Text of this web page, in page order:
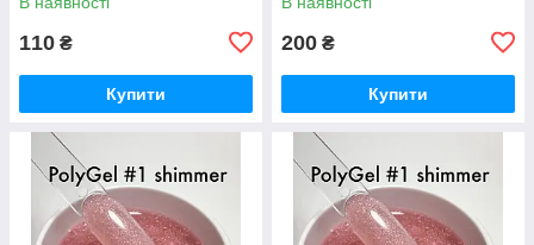
110 ₴
Купити
200 ₴
Купити